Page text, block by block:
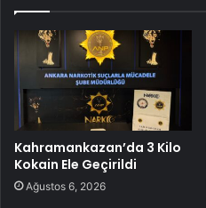
Kahramankazan’da 3 Kilo
Kokain Ele Geçirildi
Ağustos 6, 2026